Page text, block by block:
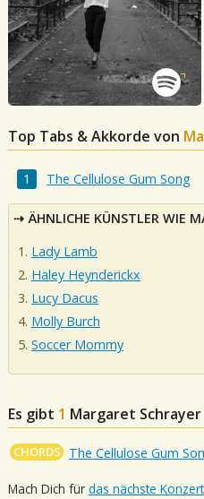
Top Tabs & Akkorde von
The Cellulose Gum Song
ÄHNLICHE KÜNSTLER WIE
Lady Lamb
Haley Heynderickx
Lucy Dacus
Molly Burch
Soccer Mommy
Es gibt 1 Margaret Schrayer
CHORDS The Cellulose Gum
Mach Dich für das nächste